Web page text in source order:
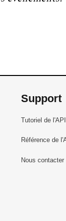
Support
Tutoriel de l'API
Référence de
Nous contacter